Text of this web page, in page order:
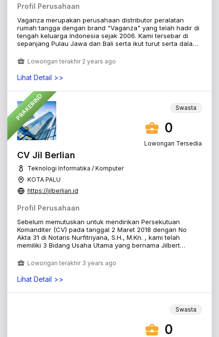
Profil Perusahaan
Vaganza merupakan perusahaan distributor peralatan
rumah tangga dengan brand "Vaganza" yang telah hadir di
tengah keluarga Indonesia sejak 2006. Kami tersebar di
sepanjang Pulau Jawa dan Bali serta ikut turut serta dalam
Lowongan terakhir 2 years ago
Lihat Detail >>
Swasta
0
Lowongan Tersedia
CV Jil Berlian
Teknologi Informatika / Komputer
KOTA PALU
https://jilberlian.id
Profil Perusahaan
Sebelum memutuskan untuk mendirikan Persekutuan
Komanditer (CV) pada tanggal 2 Maret 2018 dengan No
Akta 31 di Notaris Nurfitriyana, S.H., M.Kn. , kami telah
memiliki 3 Bidang Usaha Utama yang bernama Jilbert
mesin ketik, sekarang perbaikan komputer), Jil Berlian
Software House (dari november 2015 yang sebelumnya
bernama TheJilKaat Development {2016-2017} dan Palu
Webtion Development {2017-2019} untuk pengembangan
website dan aplikasi), serta Jil Berlian Networking (dari
{2018-2019} untuk pemasangan jaringan internet). Didirikan
Masyarakat dengan Adanya Teknologi dalam Semua
Lowongan terakhir 3 years ago
Lihat Detail >>
PRAKERIND
Swasta
0